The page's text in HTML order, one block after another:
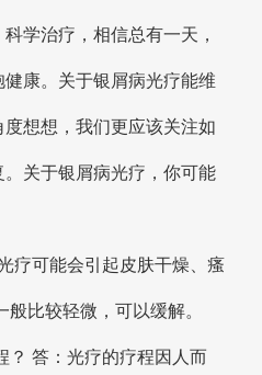
学治疗，相信总有一天，
康。关于银屑病光疗能维
想想，我们更应该关注如
关于银屑病光疗，你可能
疗可能会引起皮肤干燥、瘙
比较轻微，可以缓解。
？ 答：光疗的疗程因人而